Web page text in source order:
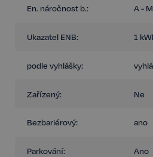
En. náročnost b.: A -
Ukazatel ENB: 1
podle vyhlášky:
Zařízený: Ne
Bezbariérový: ano
Parkování: Ano